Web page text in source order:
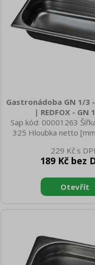
Gastronádoba GN 1/3
| REDFOX - GN
Sap kód: 00001263
325 Hloubka netto
0.34 Šířka brutto [mm]:
brutto [mm]: 540
Materiál: AISI 304 Vnější
Nerezové Hloubka GN
20 Velikost GN / EN
229 Kč
189 Kč bez